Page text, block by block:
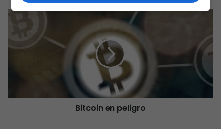
Bitcoin en peligro